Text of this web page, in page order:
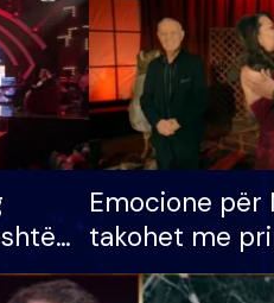
Emocione për
takohet me
vajzën dhe